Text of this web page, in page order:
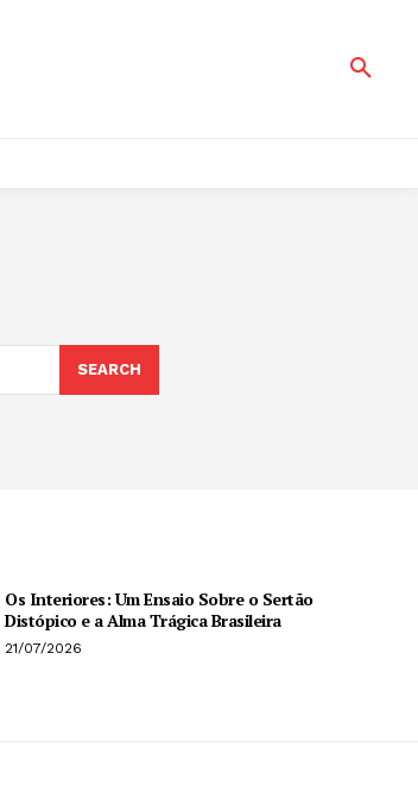
SEARCH
Os Interiores: Um Ensaio Sobre o Sertão
Distópico e a Alma Trágica Brasileira
21/07/2026